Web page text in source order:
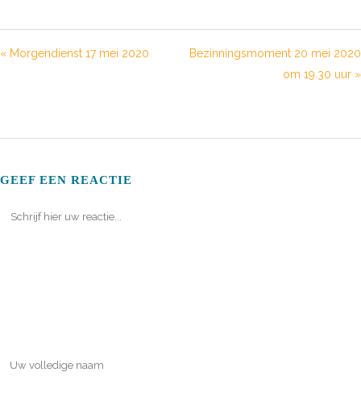
« Morgendienst 17 mei 2020
Bezinningsmoment 20 mei 2020
om 19.30 uur »
GEEF EEN REACTIE